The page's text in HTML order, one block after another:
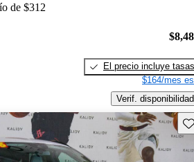
de $312
El precio incluye tasas
$164/mes
Verif. disponibilidad